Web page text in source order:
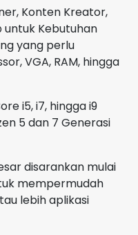
Konten Kreator,
untuk Kebutuhan
yang perlu
VGA, RAM, hingga
i5, i7, hingga i9
5 dan 7 Generasi
disarankan mulai
mempermudah
lebih aplikasi